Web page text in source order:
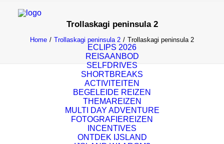
ECLIPS 2026
REISAANBOD
SELFDRIVES
SHORTBREAKS
ACTIVITEITEN
BEGELEIDE REIZEN
THEMAREIZEN
MULTI DAY ADVENTURE
FOTOGRAFIEREIZEN
INCENTIVES
ONTDEK IJSLAND
Trollaskagi peninsula 2
Home Trollaskagi peninsula 2 Trollaskagi peninsula 2